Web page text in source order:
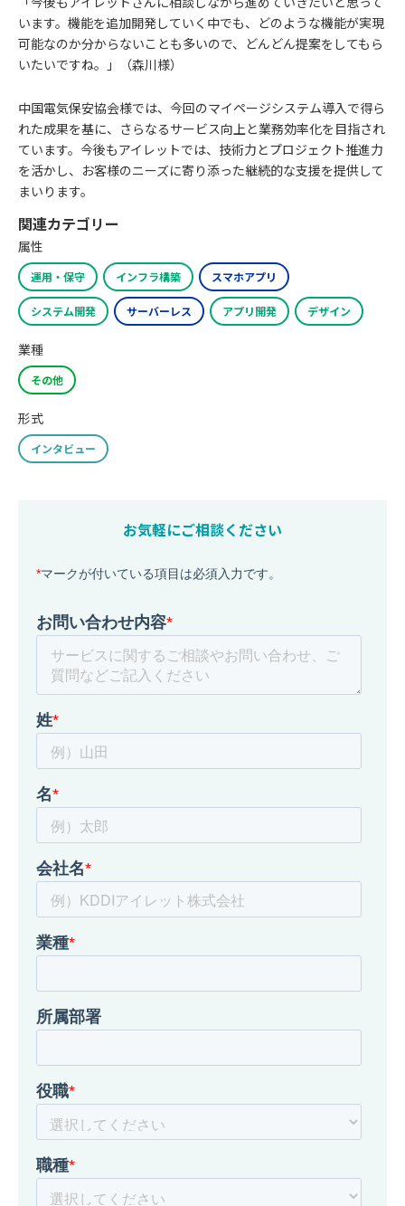
います。機能を追加開発していく中でも、どのような機能が実現
可能なのか分からないことも多いので、どんどん提案をしてもら
いたいですね。」（森川様）
中国電気保安協会様では、今回のマイページシステム導入で得ら
れた成果を基に、さらなるサービス向上と業務効率化を目指され
ています。今後もアイレットでは、技術力とプロジェクト推進力
を活かし、お客様のニーズに寄り添った継続的な支援を提供して
まいります。
関連カテゴリー
属性
運用・保守 インフラ構築 スマホアプリ
システム開発 サーバーレス アプリ開発 デザイン
業種
その他
形式
インタビュー
お気軽にご相談ください